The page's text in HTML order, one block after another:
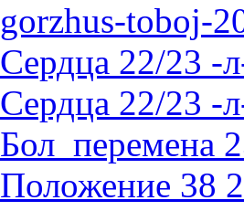
gorzhus-toboj-
Сердца 22/23 -
Сердца 22/23
Бол_перемена
Положение 38